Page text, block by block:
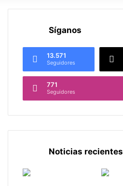
Síganos
13.571
Seguidores
771
Seguidores
Noticias recientes